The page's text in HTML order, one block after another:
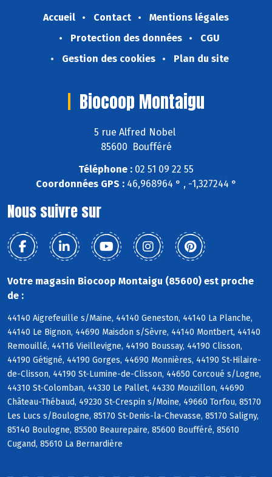
Accueil Contact
Mentions légales
Protection des données
CGU
Gestion des cookies
Plan du site
Biocoop Montaigu
5 rue Alfred Nobel
85600 Boufféré
Téléphone : 02 51 09 22 55
Coordonnées GPS :46,968964 ° , -1,327244 °
Nous suivre sur
Votre magasin Biocoop Montaigu (85600) est proche
de :
44140 Aigrefeuille s/Maine, 44140 Geneston, 44140 La Planche,
44140 Le Bignon, 44690 Maisdon s/Sèvre, 44140 Montbert, 44140
Remouillé, 44116 Vieillevigne, 44190 Boussay, 44190 Clisson,
44190 Gétigné, 44190 Gorges, 44690 Monnières, 44190 St-Hilaire-
de-Clisson, 44190 St-Lumine-de-Clisson, 44650 Corcoué s/Logne,
44310 St-Colomban, 44330 Le Pallet, 44330 Mouzillon, 44690
Château-Thébaud, 49230 St-Crespin s/Moine, 49660 Torfou, 85170
Les Lucs s/Boulogne, 85170 St-Denis-la-Chevasse, 85170 Saligny,
85140 Boulogne, 85500 Beaurepaire, 85600 Boufféré, 85610
Cugand, 85610 La Bernardière